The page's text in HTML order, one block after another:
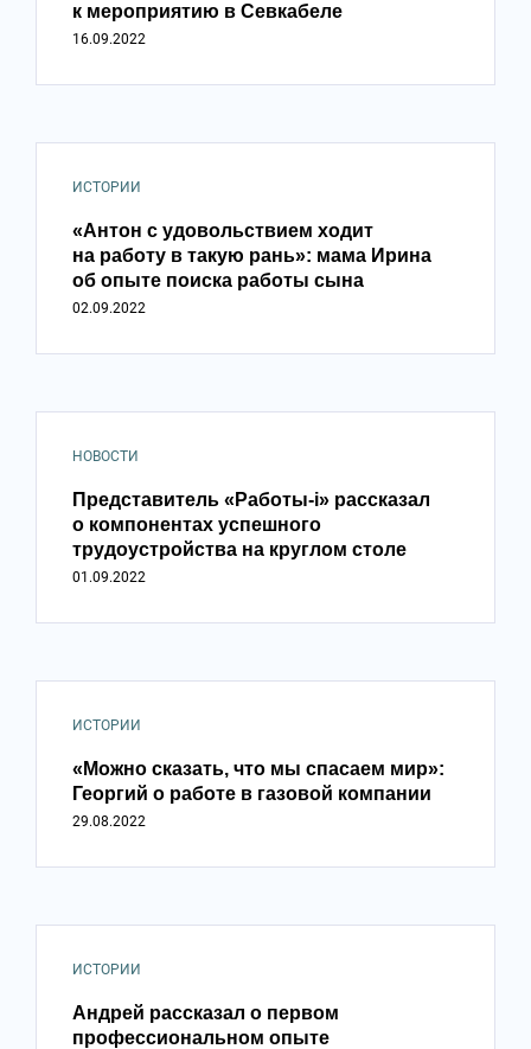
к мероприятию в Севкабеле
16.09.2022
ИСТОРИИ
«Антон с удовольствием ходит
на работу в такую рань»: мама Ирина
об опыте поиска работы сына
02.09.2022
НОВОСТИ
Представитель «Работы-i» рассказал
о компонентах успешного
трудоустройства на круглом столе
01.09.2022
ИСТОРИИ
«Можно сказать, что мы спасаем мир»:
Георгий о работе в газовой компании
29.08.2022
ИСТОРИИ
Андрей рассказал о первом
профессиональном опыте